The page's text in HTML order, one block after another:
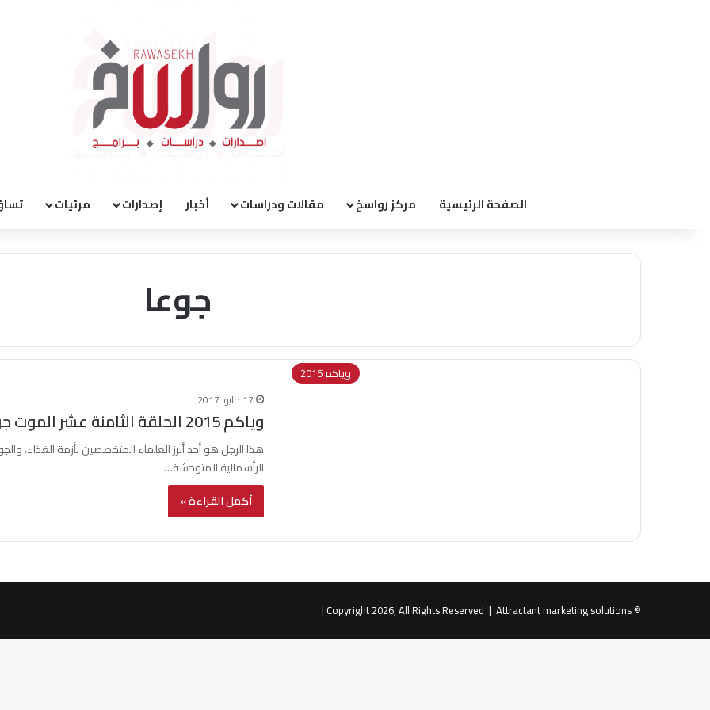
الصفحة الرئيسية مركز رواسخ مقالات ودراسات أخبار إصدارات مرئيات
جوعا
وياكم 2015
17 مايو، 2017
وياكم 2015 الحلقة الثامنة عشر الموت جوعا
هذا الرجل هو أحد أبرز العلماء المتخصصين بأزمة الغذاء،
الرأسمالية المتوحشة…
أكمل القراءة »
© Copyright 2026, All Rights Reserved |
Attractant marketing solutions
|